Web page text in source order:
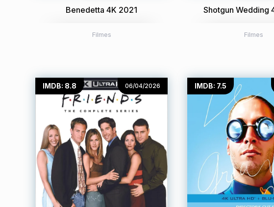
Benedetta 4K 2021
Filmes
Shotgun Wedding
Filmes
IMDB: 8.8 06/04/2026 IMDB: 7.5